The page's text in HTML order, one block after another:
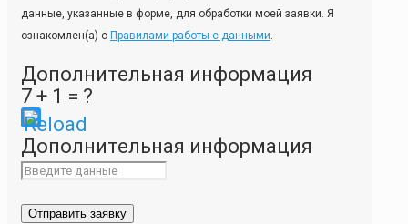
данные, указанные в форме, для обработки моей заявки. Я
ознакомлен(а) с Правилами работы с данными.
Дополнительная информация
7 + 1 = ?
Please
enter
characters
Дополнительная информация